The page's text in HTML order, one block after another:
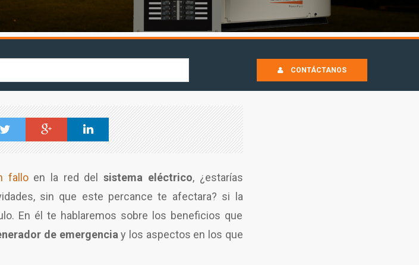
CONTÁCTANOS
falloen la red delsistema eléctrico, ¿estarías
sin que este percance te afectara? si la
En él te hablaremos sobre los beneficios que
de emergencia y los aspectos en los que